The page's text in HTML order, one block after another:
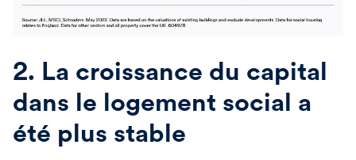
2. La croissance du capital
dans le logement social a
été plus stable